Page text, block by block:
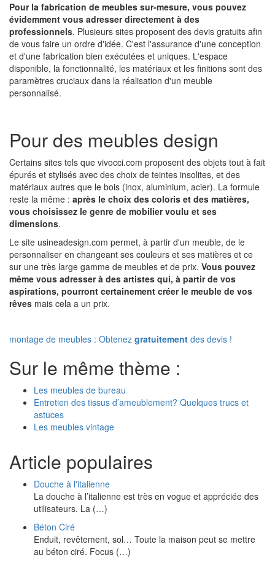
Pour la fabrication de meubles sur-mesure, vous pouvez
évidemment vous adresser directement à des
professionnels. Plusieurs sites proposent des devis gratuits afin
de vous faire un ordre d'idée. C'est l'assurance d'une conception
et d'une fabrication bien exécutées et uniques. L'espace
disponible, la fonctionnalité, les matériaux et les finitions sont des
paramètres cruciaux dans la réalisation d'un meuble
personnalisé.
Pour des meubles design
Certains sites tels que vivocci.com proposent des objets tout à fait
épurés et stylisés avec des choix de teintes insolites, et des
matériaux autres que le bois (inox, aluminium, acier). La formule
reste la même : après le choix des coloris et des matières,
vous choisissez le genre de mobilier voulu et ses
dimensions.
Le site usineadesign.com permet, à partir d'un meuble, de le
personnaliser en changeant ses couleurs et ses matières et ce
sur une très large gamme de meubles et de prix. Vous pouvez
même vous adresser à des artistes qui, à partir de vos
aspirations, pourront certainement créer le meuble de vos
rêves mais cela a un prix.
montage de meubles : Obtenez gratuitement des devis !
Sur le même thème :
Les meubles de bureau
Entretien des tissus d’ameublement? Quelques trucs et
astuces
Les meubles vintage
Article populaires
Douche à l'italienne
La douche à l’italienne est très en vogue et appréciée des
utilisateurs. La (…)
Béton Ciré
Enduit, revêtement, sol… Toute la maison peut se mettre
au béton ciré. Focus (…)